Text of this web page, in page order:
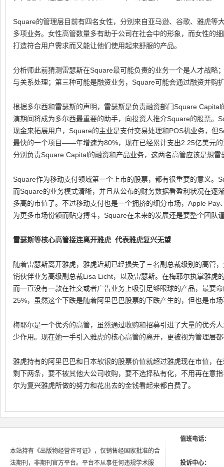
Square的管理层目前有四名女性，分别来自亚马逊、谷歌、雅虎等
多项业务。女性高管数量多有助于公司在社会中的形象，而女性的
打造符合用户需求而又能让他们使用起来舒服的产品。
分析师此前猜测雷瑟斯在Square最可能负责的业务一个是人才战略
与关系处理；第三种可能是融资业务，Square可能会通过融资并购
根据多尔西和雷瑟斯的声明，雷瑟斯是负责融资部门Square
演期间将成为多尔西最重要的助手，向投资人推介Square的股票。
现金来拓展用户，Square的主业是支付交易处理和POS机业务，但
最快的一个项目——年增速为80%，现在已经累计支出2.25亿美元
分别负责Square Capital的融资和产品业务，这两名高管应该是想雷
Square作为移动支付领域第一个上市的股票，都有很重要的意义。
而Square的业务模式清晰，并且从公布的财务数据看盈利状况在逐
多高的市值了。不过移动支付也是一个拥挤的细分市场，Apple
为更多市场份额而贴身搏斗，Square在未来的发展还是要整个团队
雷瑟斯等核心高管接连离开雅虎 代表雅虎复兴无望
随着雷瑟斯离开雅虎，雅虎近期已经损失了三名副总裁级别的高管
销伙伴业务高级副总裁Lisa Licht，以及雷瑟斯。在梅耶尔执掌雅虎
而一直没有一款在社交或者广告业务上吸引足够眼球的产品，最要
25%，虽然这个下跌是随着阿里巴巴股票的下跌产生的，但也是市
梅耶尔是一个优秀的高管，虽然通过收购和招募引进了大量的优秀
少作用。现在她一手引入雅虎的核心高管的离开，更被视为管理层
雅虎持有的阿里巴巴和日本软银的股票价值就超过雅虎现在市值，
剩下两条，要不被其他大公司收购，要不选择私有化，不用再在意
尔为复兴雅虎所做的努力和花出去的金钱看起来都白费了。
本站持有《出版物经营许可证》，仅销售经国家批准的合
法期刊，非期刊官方平台。平台不从事任何违规学术服
值班电话：
投诉中心：